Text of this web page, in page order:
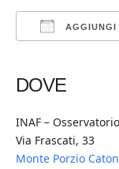
AGGIUNGI
DOVE
INAF –
Via Frascati, 33
Monte Porzio